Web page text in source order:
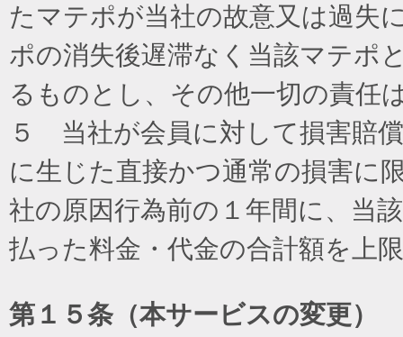
たマテポが当社の故意又は過失
ポの消失後遅滞なく当該マテポ
るものとし、その他一切の責任
５ 当社が会員に対して損害賠
に生じた直接かつ通常の損害に
社の原因行為前の１年間に、当
払った料金・代金の合計額を上
第１５条（本サービスの変更）